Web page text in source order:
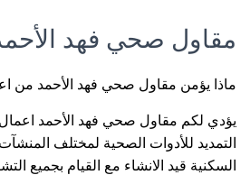
مقاول صحي فهد
ماذا يؤمن مقاول صحي فهد الأحمد من
يؤدي لكم مقاول صحي فهد الأحمد اعمال
التمديد للأدوات الصحية لمختلف
السكنية قيد الانشاء مع القيام بجميع